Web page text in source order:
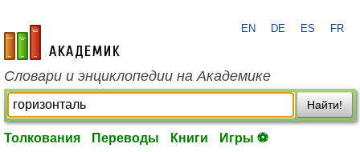
academic.ru
EN DE ES FR
Словари и энциклопедии на Академике
Найти!
Толкования Переводы Книги Игры ⚽